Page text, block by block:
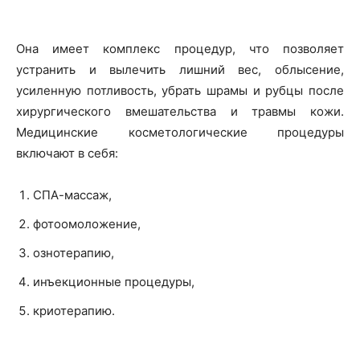
Она имеет комплекс процедур, что позволяет
устранить и вылечить лишний вес, облысение,
усиленную потливость, убрать шрамы и рубцы после
хирургического вмешательства и травмы кожи.
Медицинские косметологические процедуры
включают в себя:
СПА-массаж,
фотоомоложение,
ознотерапию,
инъекционные процедуры,
криотерапию.